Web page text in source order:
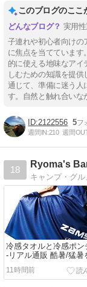
このブログのここ
実用
子連れや初心者向けの
に焦点を当てています
的に使える地味なアイ
しむための知識を提
通じて、準備に迷う人
す。自然と触れ合いな
2122556 5
週間IN:210 週間
18
Ryoma's
冷感タオルと冷感ポン
-リアル通販 酷暑/猛暑
り切るグッズ/ 熱中症
編-
11時間前